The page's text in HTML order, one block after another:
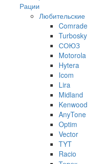
Рации
Любительские
Comrade
Turbosky
СОЮЗ
Motorola
Hytera
Icom
Lira
Midland
Kenwood
AnyTone
Optim
Vector
TYT
Racio